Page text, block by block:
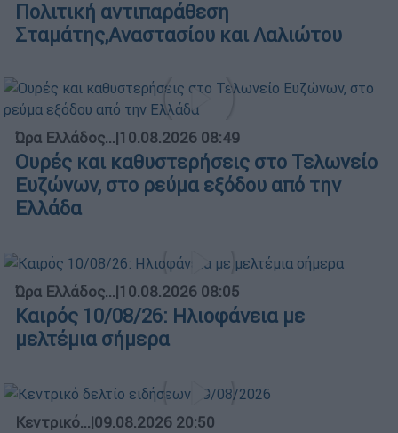
Πολιτική αντιπαράθεση
Σταμάτης,Αναστασίου και Λαλιώτου
Ώρα Ελλάδος...|10.08.2026 08:49
Ουρές και καθυστερήσεις στο Τελωνείο
Ευζώνων, στο ρεύμα εξόδου από την
Ελλάδα
Ώρα Ελλάδος...|10.08.2026 08:05
Καιρός 10/08/26: Ηλιοφάνεια με
μελτέμια σήμερα
Κεντρικό...|09.08.2026 20:50